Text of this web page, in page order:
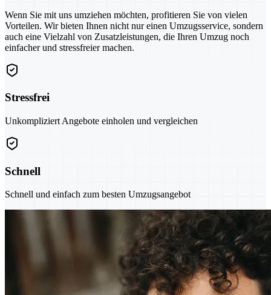
Wenn Sie mit uns umziehen möchten, profitieren Sie von vielen
Vorteilen. Wir bieten Ihnen nicht nur einen Umzugsservice, sondern
auch eine Vielzahl von Zusatzleistungen, die Ihren Umzug noch
einfacher und stressfreier machen.
Stressfrei
Unkompliziert Angebote einholen und vergleichen
Schnell
Schnell und einfach zum besten Umzugsangebot